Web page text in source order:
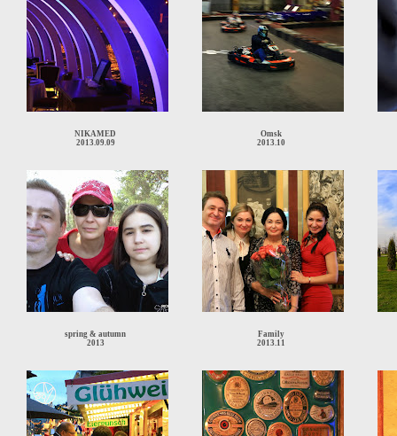
NIKAMED
2013.09.09
Omsk
2013.10
spring & autumn
2013
Family
2013.11